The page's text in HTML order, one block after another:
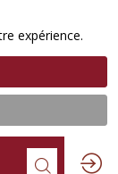
expérience.